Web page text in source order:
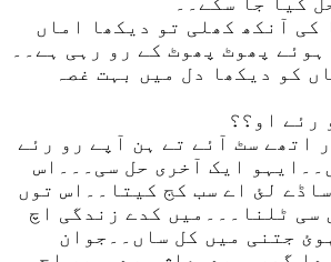
کی آنکھ کھلی تو دیکھا اماں
پھوٹ پھوٹ کے رو رہی ہے۔۔
کو دیکھا دل میں بہت غصہ
رئے او؟؟
اتھے سٹ آئے تے ہن آپے رو رئے
ایک آخری حل سی۔۔۔اس
لئ اے سب کج کیتا۔۔اس توں
سی ٹلنا۔۔۔میں کدے زندگی اچ
جتنی میں کل ساں۔۔جوان